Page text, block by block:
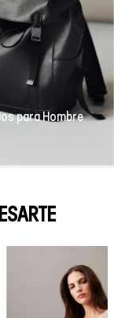
para Hombre